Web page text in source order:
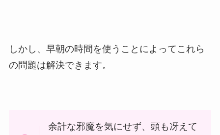
しかし、早朝の時間を使うことによってこれら
の問題は解決できます。
余計な邪魔を気にせず、頭も冴えて